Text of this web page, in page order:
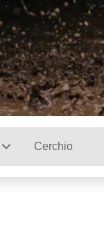
Cerchio